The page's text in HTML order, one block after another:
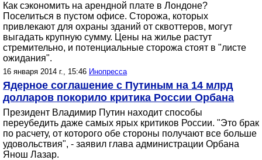
Как сэкономить на арендной плате в Лондоне?
Поселиться в пустом офисе. Сторожа, которых
привлекают для охраны зданий от сквоттеров, могут
выгадать крупную сумму. Цены на жилье растут
стремительно, и потенциальные сторожа стоят в "листе
ожидания".
16 января 2014 г., 15:46 Инопресса
Ядерное соглашение с Путиным на 14 млрд
долларов покорило критика России Орбана
Президент Владимир Путин находит способы
переубедить даже самых ярых критиков России. "Это брак
по расчету, от которого обе стороны получают все больше
удовольствия", - заявил глава администрации Орбана
Янош Лазар.